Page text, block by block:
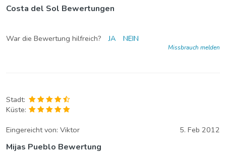
Costa del Sol Bewertungen
War die Bewertung hilfreich? JA NEIN
Missbrauch melden
Stadt:
Küste:
Eingereicht von: Viktor 5. Feb 2012
Mijas Pueblo Bewertung